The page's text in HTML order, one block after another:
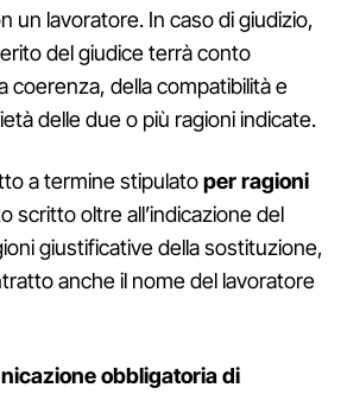
un lavoratore. In caso di giudizio,
del giudice terrà conto
coerenza, della compatibilità e
delle due o più ragioni indicate.
a termine stipulatoper ragioni
scritto oltre all’indicazione del
giustificative della sostituzione,
anche il nome del lavoratore
obbligatoria di